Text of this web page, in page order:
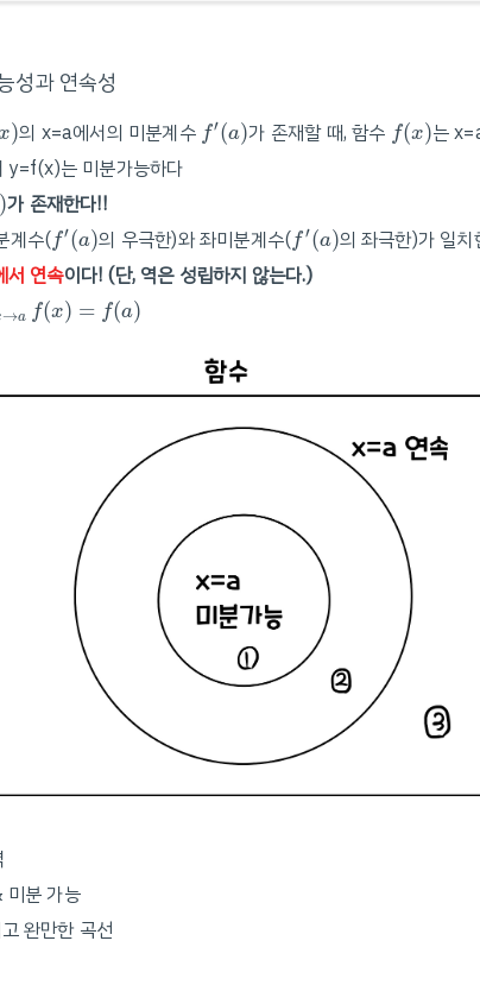
성과 연속성
)
) 의 x=a에서의 미분계수 f′(a)
f′(a) 가 존재할 때, 함수 f(x)
f(x) 는
y=f(x)는 미분가능하다
)가 존재한다!!
계수(f′(a)
f′(a) 의 우극한)와 좌미분계수(f′(a)
f′(a) 의 좌극한)가 일치
서 연속이다! (단, 역은 성립하지 않는다.)
→a f(x) = f(a)
af(x)= a)
미분 가능
완만한 곡선